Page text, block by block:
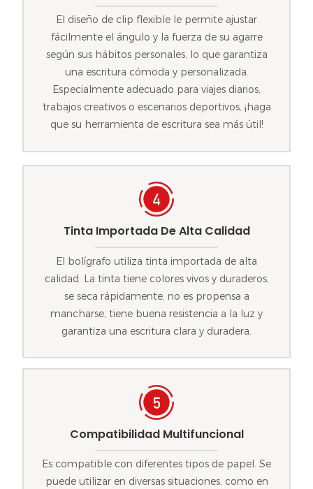
El diseño de clip flexible le permite ajustar
fácilmente el ángulo y la fuerza de su agarre
según sus hábitos personales, lo que garantiza
una escritura cómoda y personalizada.
Especialmente adecuado para viajes diarios,
trabajos creativos o escenarios deportivos, ¡haga
que su herramienta de escritura sea más útil!
Tinta Importada De Alta Calidad
El bolígrafo utiliza tinta importada de alta
calidad. La tinta tiene colores vivos y duraderos,
se seca rápidamente, no es propensa a
mancharse, tiene buena resistencia a la luz y
garantiza una escritura clara y duradera.
Compatibilidad Multifuncional
Es compatible con diferentes tipos de papel. Se
puede utilizar en diversas situaciones, como en